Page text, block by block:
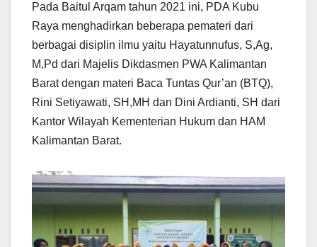
Pada Baitul Arqam tahun 2021 ini, PDA Kubu
Raya menghadirkan beberapa pemateri dari
berbagai disiplin ilmu yaitu Hayatunnufus, S,Ag,
M,Pd dari Majelis Dikdasmen PWA Kalimantan
Barat dengan materi Baca Tuntas Qur’an (BTQ),
Rini Setiyawati, SH,MH dan Dini Ardianti, SH dari
Kantor Wilayah Kementerian Hukum dan HAM
Kalimantan Barat.